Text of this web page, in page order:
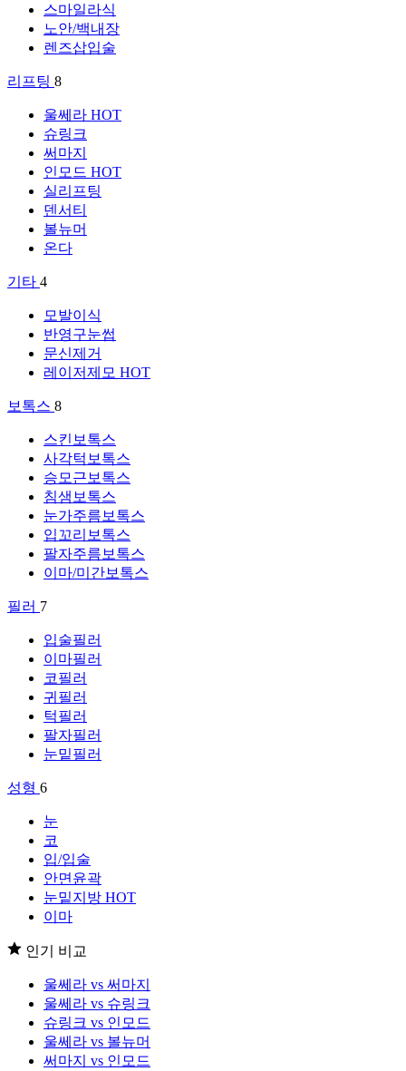
스마일라식
노안/백내장
렌즈삽입술
리프팅 8
울쎄라 HOT
슈링크
써마지
인모드 HOT
실리프팅
덴서티
볼뉴머
온다
기타 4
모발이식
반영구눈썹
문신제거
레이저제모 HOT
보톡스 8
스킨보톡스
사각턱보톡스
승모근보톡스
침샘보톡스
눈가주름보톡스
입꼬리보톡스
팔자주름보톡스
이마/미간보톡스
필러 7
입술필러
이마필러
코필러
귀필러
턱필러
팔자필러
눈밑필러
성형 6
눈
코
입/입술
안면윤곽
눈밑지방 HOT
이마
인기 비교
울쎄라 vs 써마지
울쎄라 vs 슈링크
슈링크 vs 인모드
울쎄라 vs 볼뉴머
써마지 vs 인모드